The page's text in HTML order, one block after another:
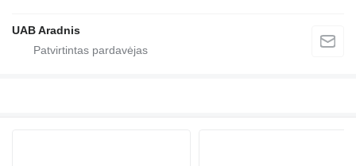
UAB Aradnis